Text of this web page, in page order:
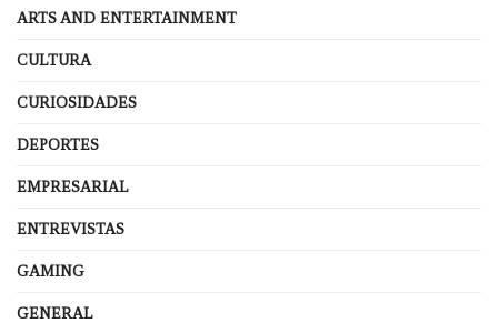
ARTS AND ENTERTAINMENT
CULTURA
CURIOSIDADES
DEPORTES
EMPRESARIAL
ENTREVISTAS
GAMING
GENERAL